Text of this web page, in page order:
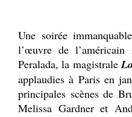
Une soirée
l’œuvre de
Peralada, la magistrale
applaudies à Paris en
principales scènes de
Melissa Gardner et